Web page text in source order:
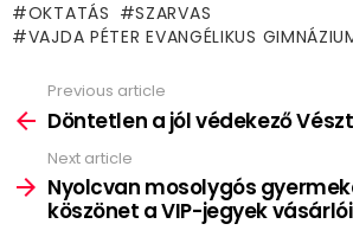
OKTATÁS
SZARVAS
VAJDA PÉTER EVANGÉLIKUS
more
Previous article
Döntetlen a jól védekező
Next article
Nyolcvan mosolygós
köszönet a VIP-jegyek